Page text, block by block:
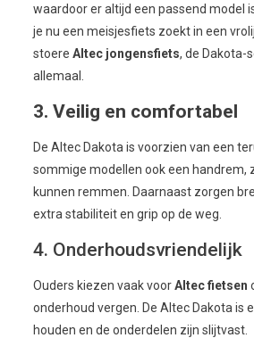
waardoor er altijd een passend model
je nu een meisjesfiets zoekt in een
stoere Altec jongensfiets, de Dakota-
allemaal.
3. Veilig en comfortabel
De Altec Dakota is voorzien van een
sommige modellen ook een handrem,
kunnen remmen. Daarnaast zorgen
extra stabiliteit en grip op de weg.
4. Onderhoudsvriendelijk
Ouders kiezen vaak voorAltec fietsen
onderhoud vergen. De Altec Dakota is
houden en de onderdelen zijn slijtvast.